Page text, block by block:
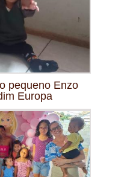
pequeno Enzo
Europa